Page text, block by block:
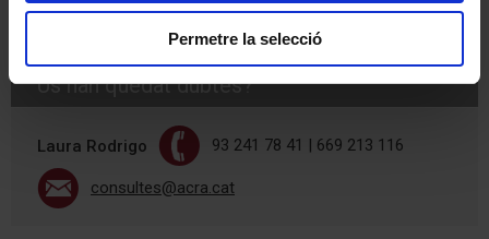
Permetre la selecció
d'Atenció Pública.
Us han quedat dubtes?
Laura Rodrigo 93 241 78 41 | 669 213 116
consultes@acra.cat